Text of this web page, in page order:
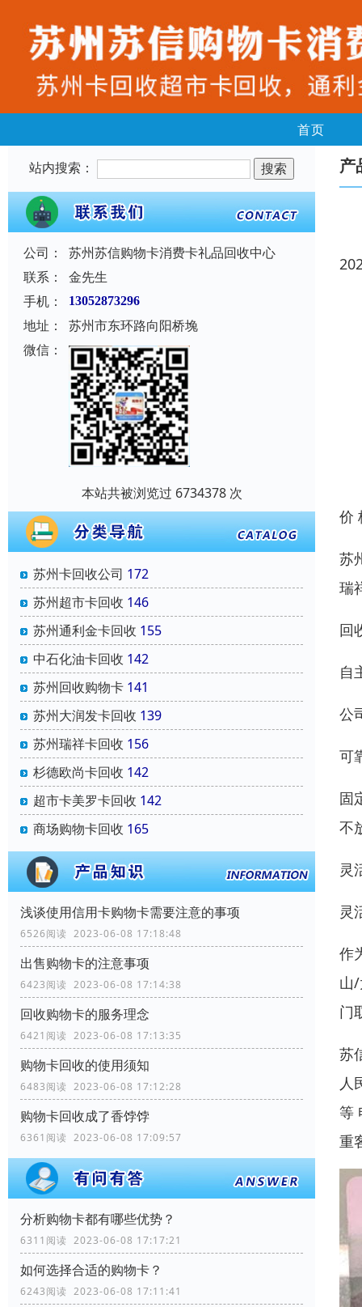
首页
站内搜索：
公司：
苏州苏信购物卡消费卡礼品回收中心
联系：
金先生
手机：
13052873296
地址：
苏州市东环路向阳桥堍
微信：
本站共被浏览过 6734378 次
苏州卡回收公司 172
苏州超市卡回收 146
苏州通利金卡回收 155
中石化油卡回收 142
苏州回收购物卡 141
苏州大润发卡回收 139
苏州瑞祥卡回收 156
杉德欧尚卡回收 142
超市卡美罗卡回收 142
商场购物卡回收 165
浅谈使用信用卡购物卡需要注意的事项
6526阅读 2023-06-08 17:18:48
出售购物卡的注意事项
6423阅读 2023-06-08 17:14:38
回收购物卡的服务理念
6421阅读 2023-06-08 17:13:35
购物卡回收的使用须知
6483阅读 2023-06-08 17:12:28
购物卡回收成了香饽饽
6361阅读 2023-06-08 17:09:57
分析购物卡都有哪些优势？
6311阅读 2023-06-08 17:17:21
如何选择合适的购物卡？
6243阅读 2023-06-08 17:11:41
产
价
苏
瑞
回
自
公
可
固
不
灵
灵
作
山
门
苏
人
等
重